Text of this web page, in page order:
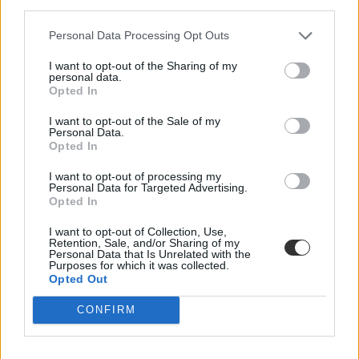
Personal Data Processing Opt Outs
I want to opt-out of the Sharing of my
personal data.
Opted In
I want to opt-out of the Sale of my
Personal Data.
Opted In
I want to opt-out of processing my
Personal Data for Targeted Advertising.
Opted In
I want to opt-out of Collection, Use,
Retention, Sale, and/or Sharing of my
Personal Data that Is Unrelated with the
Purposes for which it was collected.
Opted Out
CONFIRM
fidesz
Európai Parlament
Erasmus ösztöndíj
Horizont program
erasmus-botrány